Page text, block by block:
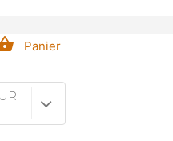
Panier